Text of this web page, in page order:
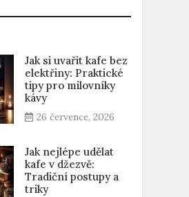
Jak si uvařit kafe bez
elektřiny: Praktické
tipy pro milovníky
kávy
26 července, 2026
Jak nejlépe udělat
kafe v džezvě:
Tradiční postupy a
triky